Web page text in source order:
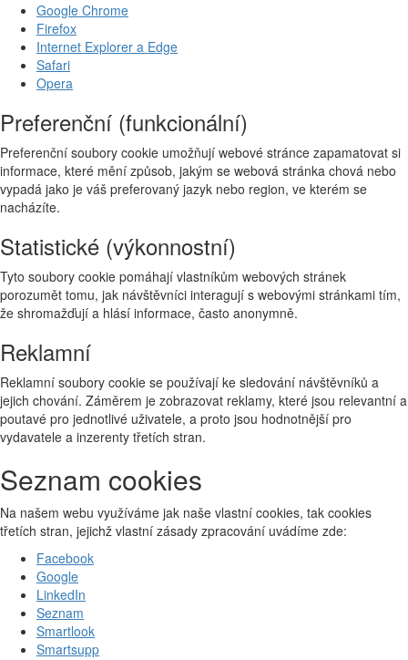
Google Chrome
Firefox
Internet Explorer a Edge
Safari
Opera
Preferenční (funkcionální)
Preferenční soubory cookie umožňují webové stránce zapamatovat si
informace, které mění způsob, jakým se webová stránka chová nebo
vypadá jako je váš preferovaný jazyk nebo region, ve kterém se
nacházíte.
Statistické (výkonnostní)
Tyto soubory cookie pomáhají vlastníkům webových stránek
porozumět tomu, jak návštěvníci interagují s webovými stránkami tím,
že shromažďují a hlásí informace, často anonymně.
Reklamní
Reklamní soubory cookie se používají ke sledování návštěvníků a
jejich chování. Záměrem je zobrazovat reklamy, které jsou relevantní a
poutavé pro jednotlivé uživatele, a proto jsou hodnotnější pro
vydavatele a inzerenty třetích stran.
Seznam cookies
Na našem webu využíváme jak naše vlastní cookies, tak cookies
třetích stran, jejichž vlastní zásady zpracování uvádíme zde:
Facebook
Google
LinkedIn
Seznam
Smartlook
Smartsupp